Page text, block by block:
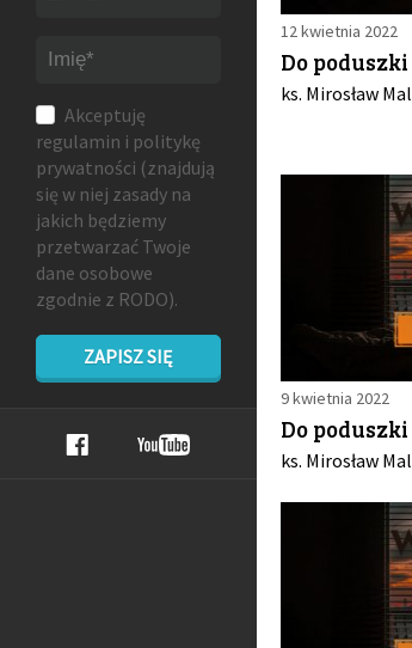
12 kwietnia 2022
Do
ks. Mirosław
9 kwietnia 2022
Do
ks. Mirosław
Akceptuję
regulamin i politykę
prywatności (znajdują
się w niej zasady na
jakich będziemy
przetwarzać Twoje
dane osobowe
zgodnie z RODO).
ZAPISZ SIĘ